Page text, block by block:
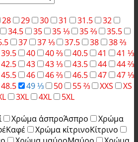
28 29 30 31 31.5
32
34.5 35 35 ⅓ 35 ⅔
35.5
37 37 ⅓ 37.5 38
38 ⅔
39.5 40 40 ⅔ 40.5 41
41 ⅓
42.5 43 43 ⅓ 43.5 44
44 ⅔
45.5 46 46 ⅔ 46.5 47
47 ⅓
48.5 49 ⅓ 50 55 ⅔ XXS
XS
3XL 4XL
5XL
Χρώμα άσπροΆσπρο
Χρώμα
Καφέ Χρώμα κίτρινοΚίτρινο